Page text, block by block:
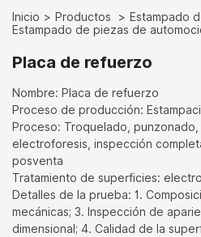
Inicio Productos
Estampado
Estampado de piezas de
Placa de refuerzo
Nombre: Placa de refuerzo
Proceso de producción:
Proceso: Troquelado,
electroforesis, inspección
posventa
Tratamiento de superficies:
Detalles de la prueba: 1.
mecánicas; 3. Inspección de
dimensional; 4. Calidad de la